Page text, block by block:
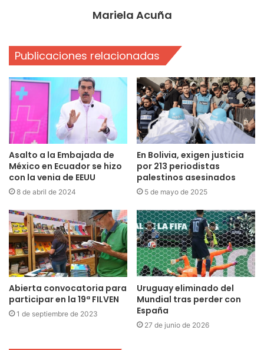
Mariela Acuña
Publicaciones relacionadas
Asalto a la Embajada de
México en Ecuador se hizo
con la venia de EEUU
8 de abril de 2024
En Bolivia, exigen justicia
por 213 periodistas
palestinos asesinados
5 de mayo de 2025
Abierta convocatoria para
participar en la 19ª FILVEN
1 de septiembre de 2023
Uruguay eliminado del
Mundial tras perder con
España
27 de junio de 2026